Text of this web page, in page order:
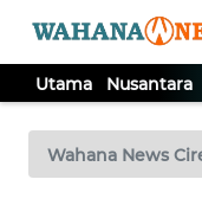
Utama Nusantara
Wahana News
TV
Tutup